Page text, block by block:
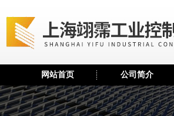
网站首页 公司简介